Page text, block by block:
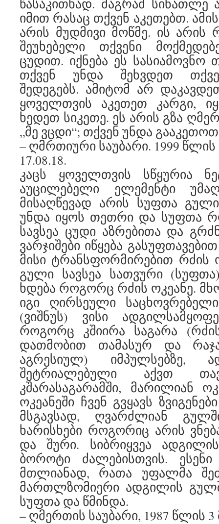
წასაკითხად. მაგრამ სინათლე
იმით რასაც თქვენ აკეთებთ.
არის მუდმივი მოწმე. ის
შეუხებელი თქვენი
ცუდით. იქნება ეს სასიამოვნო
თქვენ უნდა შეხვდეთ
შედეგებს. ამიტომ არ
ყოველთვის აკეთეთ კარგი,
ხედეთ სიკეთე. ეს არის გზა
„მე ვცდი“; თქვენ უნდა
– ღმრთიური საუბარი. 1999
17.08.18.
კაცს ყოველთვის სწყურია
აუცილებელი ელემენტი
მისაღწევად არის სუფთა
უნდა იყოს თეთრი და სუფთა
სავსეა ცუდი აზრებითა და
ვარჯიშები იწყება
მისი ტრანსფორმირებით რძის
გული სავსეა სათვური
ხდება როგორც რძის ოკეანე.
იგი ღირსეული
(ვიშნუს) ვისი
როგორც კშიირა საგარა
დათმობით თამასურ და
აგრესიულ) იმპულსებზე,
შეტრიალებული აქვთ
კშარასაგარამში, მარილიან
ოკეანეში ჩვენ გვყავს
მსგავსად, ღვარძლიან
ხარისხები როგორიც არის
და შური. სიბრიყვეა
ბოროტი ძალებისთვის.
მთლიანად, რათა უფალმა
მართლზომიერი ადგილის
სუფთა და წმინდა.
– ღმერთის საუბარი, 1987 წლის 3